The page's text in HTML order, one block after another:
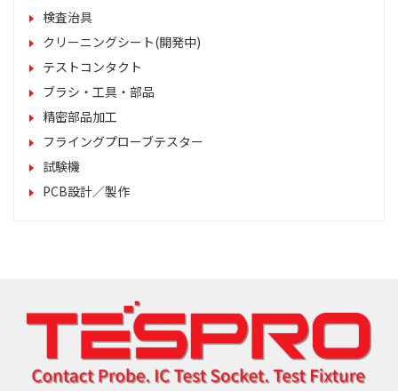
検査治具
クリーニングシート(開発中)
テストコンタクト
ブラシ・工具・部品
精密部品加工
フライングプローブテスター
試験機
PCB設計／製作